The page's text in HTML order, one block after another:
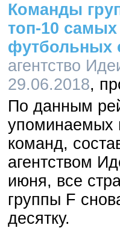
Команды
топ-10
футбольных
агентство
29.06.2018
По данным
команд,
агентством
июня, все
группы F
десятку.